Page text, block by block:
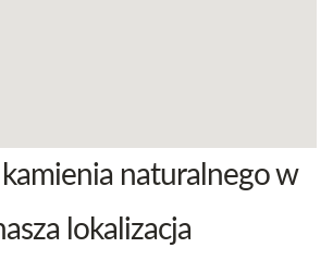
naturalnego w
lokalizacja